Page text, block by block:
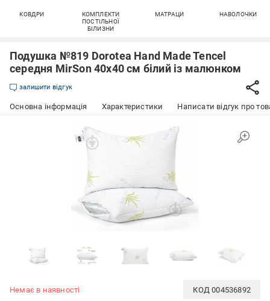
КОВДРИ
КОМПЛЕКТИ
ПОСТІЛЬНОЇ
БІЛИЗНИ
МАТРАЦИ НАВОЛОЧКИ
Подушка №819 Dorotea Hand Made Tencel
середня MirSon 40x40 см білий із малюнком
залишити відгук
Основна інформація Характеристики Написати відгук про
Немає в наявності КОД004536892